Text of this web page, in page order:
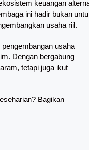
keuangan
ini hadir bukan
usaha riil.
usaha
Dengan bergabung
tetapi juga ikut
Bagikan